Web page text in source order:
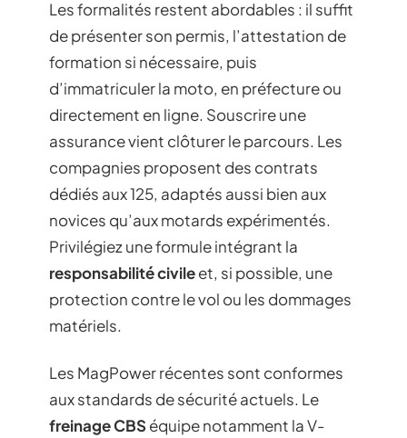
Les formalités restent abordables : il suffit
de présenter son permis, l’attestation de
formation si nécessaire, puis
d’immatriculer la moto, en préfecture ou
directement en ligne. Souscrire une
assurance vient clôturer le parcours. Les
compagnies proposent des contrats
dédiés aux 125, adaptés aussi bien aux
novices qu’aux motards expérimentés.
Privilégiez une formule intégrant la
responsabilité civileet, si possible, une
protection contre le vol ou les dommages
matériels.
Les MagPower récentes sont conformes
aux standards de sécurité actuels. Le
freinage CBSéquipe notamment la V-